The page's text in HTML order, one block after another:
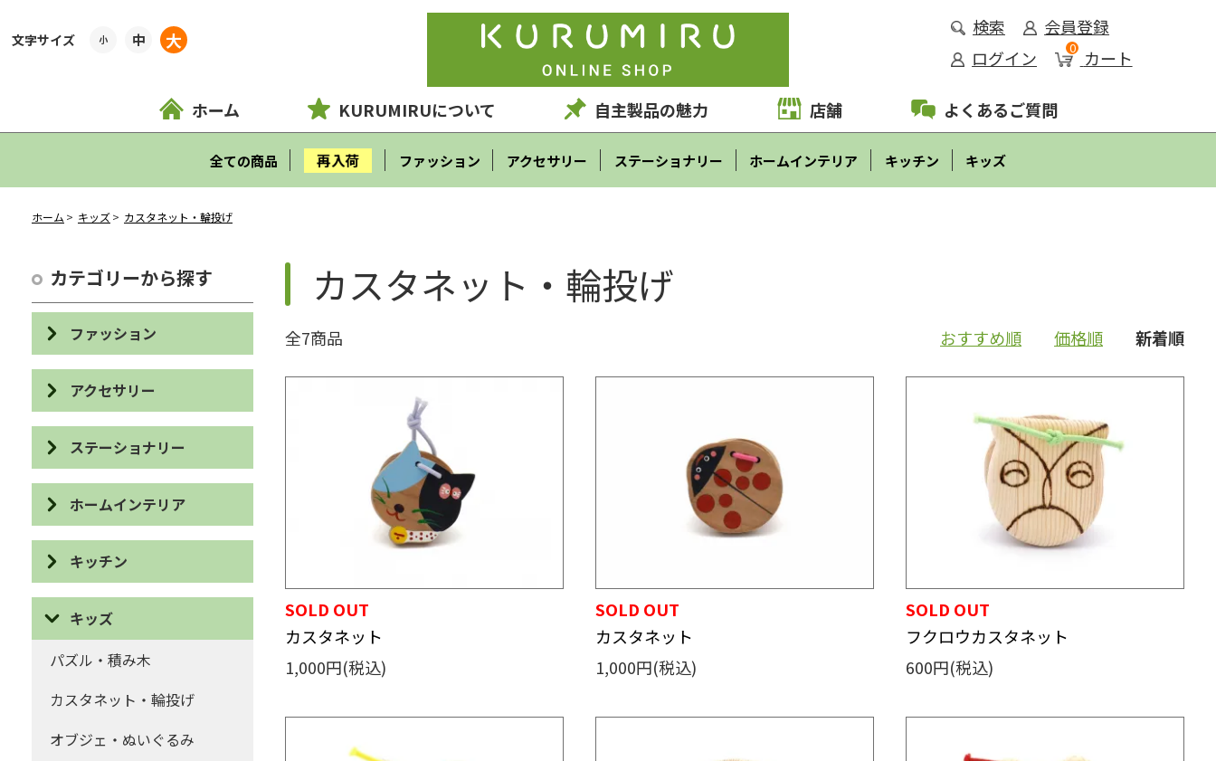
小 中 大
検索
会員登録
ログイン
0 カート
ホーム KURUMIRUについて 自主製品の魅力 店舗 よくあるご質問
全ての商品 再入荷 ファッション アクセサリー ステーショナリー ホームインテリア キッチン キッズ
ホーム キッズ カスタネット・輪投げ
カテゴリーから探す
ファッション
バッグ
ポーチ・巾着
コインケース・がま口
ハンカチ・ティッシュケース
ファッションその他
アクセサリー
ピアス
イヤリング
ネックレス
ブローチ
ヘアー
キーホルダー・ストラップ・
チャーム
アクセサリーその他
ステーショナリー
IDケース・パスケース
カードケース
眼鏡ケース
ブックカバー・しおり
デスクアイテム
カード・ポストカード・祝儀
袋など
ステーショナリーその他
ホームインテリア
スリッパ・バブーシュ
布ぞうり
クッション・カバー・マット
ストレージボックス・ダスト
キッチン
食器
カトラリー・ユーテンシル
キッズ
パズル・積み木
カスタネット・輪投げ
オブジェ・ぬいぐるみ
カスタネット・輪投げ
全7商品 おすすめ順 価格順 新着順
SOLD OUT
カスタネット
1,000円(税込)
SOLD OUT
カスタネット
1,000円(税込)
SOLD OUT
フクロウカスタネット
600円(税込)